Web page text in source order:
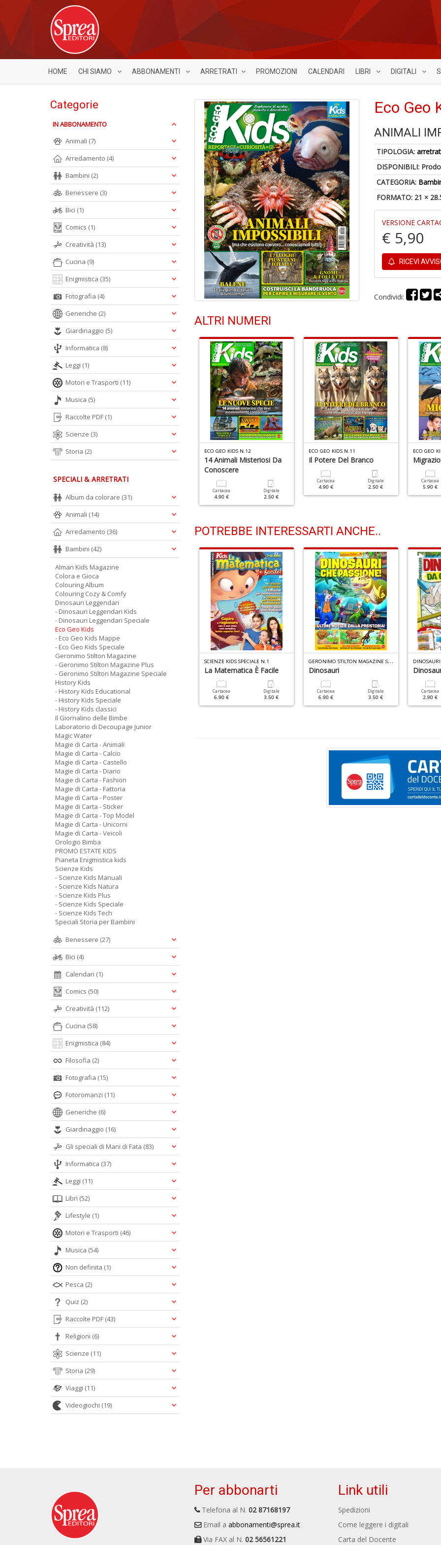
HOME CHI SIAMO ABBONAMENTI ARRETRATI PROMOZIONI CALENDARI LIBRI DIGITALI
Eco Geo
ANIMALI
TIPOLOGIA:
DISPONIBILI:
CATEGORIA:
FORMATO: 21 ×
VERSIONE
€ 5,90
RICEVI
Condividi:
ALTRI NUMERI
Degli Abissi
Digitale
Gli Ultimi Popoli Della
4.90 € 2.50 €
ECO GEO KIDS N.12
14 Animali Misteriosi Da
Conoscere
Cartacea
4.90 €
Digitale
2.50 €
ECO GEO KIDS N.11
Il Potere Del Branco
Cartacea
4.90 €
Digitale
2.50 €
ECO GEO
Cartacea
5.90 €
POTREBBE INTERESSARTI ANCHE..
G
ERONIMO STILTON MAGAZINE SPECIALE N.4
Digitale
3.50 €
Roma
Cartacea
6.90 €
SCIENZE KIDS SPECIALE N.1
La Matematica È Facile
Cartacea
6.90 €
Digitale
3.50 €
G
ERONIMO STILTON MAGAZINE SPECIALE N.5
Dinosauri
Cartacea
6.90 €
Digitale
3.50 €
Cartacea
2.90 €
Categorie
IN ABBONAMENTO
Animali (7)
Arredamento (4)
Bambini (2)
Benessere (3)
Bici (1)
Comics (1)
Creatività (13)
Cucina (9)
Enigmistica (35)
Fotografia (4)
Generiche (2)
Giardinaggio (5)
Informatica (8)
Leggi (1)
Motori e Trasporti (11)
Musica (5)
Raccolte PDF (1)
Scienze (3)
Storia (2)
SPECIALI & ARRETRATI
Album da colorare (31)
Animali (14)
Arredamento (36)
Bambini (42)
Alman Kids Magazine
Colora e Gioca
Colouring Album
Colouring Cozy & Comfy
Dinosauri Leggendari
- Dinosauri Leggendari Kids
- Dinosauri Leggendari Speciale
Eco Geo Kids
- Eco Geo Kids Mappe
- Eco Geo Kids Speciale
Geronimo Stilton Magazine
- Geronimo Stilton Magazine Plus
- Geronimo Stilton Magazine Speciale
History Kids
- History Kids Educational
- History Kids Speciale
- History Kids classici
Il Giornalino delle Bimbe
Laboratorio di Decoupage Junior
Magic Water
Magie di Carta - Animali
Magie di Carta - Calcio
Magie di Carta - Castello
Magie di Carta - Diario
Magie di Carta - Fashion
Magie di Carta - Fattoria
Magie di Carta - Poster
Magie di Carta - Sticker
Magie di Carta - Top Model
Magie di Carta - Unicorni
Magie di Carta - Veicoli
Orologio Bimba
PROMO ESTATE KIDS
Pianeta Enigmistica kids
Scienze Kids
- Scienze Kids Manuali
- Scienze Kids Natura
- Scienze Kids Plus
- Scienze Kids Speciale
- Scienze Kids Tech
Speciali Storia per Bambini
Benessere (27)
Bici (4)
Calendari (1)
Comics (50)
Creatività (112)
Cucina (58)
Enigmistica (84)
Filosofia (2)
Fotografia (15)
Fotoromanzi (11)
Generiche (6)
Giardinaggio (16)
Gli speciali di Mani di Fata (83)
Informatica (37)
Leggi (11)
Libri (52)
Lifestyle (1)
Motori e Trasporti (46)
Musica (54)
Non definita (1)
Pesca (2)
Quiz (2)
Raccolte PDF (43)
Religioni (6)
Scienze (11)
Storia (29)
Viaggi (11)
Videogiochi (19)
Per abbonarti
Telefona al N. 02 87168197
Email a abbonamenti@sprea.it
Via FAX al N. 02 56561221
Link utili
Spedizioni
Come leggere i digitali
Carta del Docente